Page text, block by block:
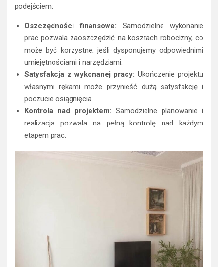
podejściem:
Oszczędności finansowe: Samodzielne wykonanie
prac pozwala zaoszczędzić na kosztach robocizny, co
może być korzystne, jeśli dysponujemy odpowiednimi
umiejętnościami i narzędziami.
Satysfakcja z wykonanej pracy: Ukończenie projektu
własnymi rękami może przynieść dużą satysfakcję i
poczucie osiągnięcia.
Kontrola nad projektem: Samodzielne planowanie i
realizacja pozwala na pełną kontrolę nad każdym
etapem prac.